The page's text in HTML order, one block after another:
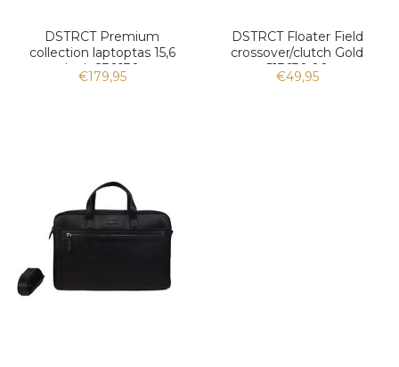
DSTRCT Premium
collection laptoptas 15,6
Inch 230130
€179,95
DSTRCT Floater Field
crossover/clutch Gold
513630.00
€49,95